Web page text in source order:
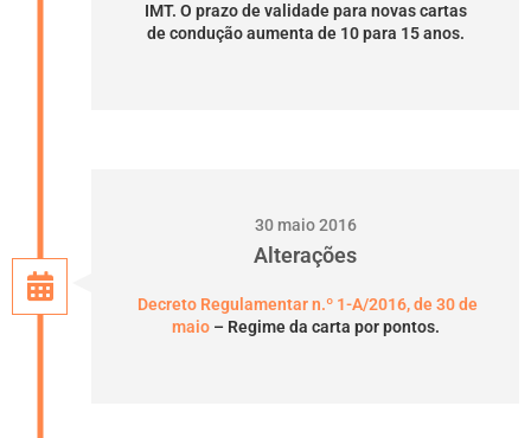
IMT. O prazo de validade para novas cartas
de condução aumenta de 10 para 15 anos.
30 maio 2016
Alterações
Decreto Regulamentar n.º 1-A/2016, de 30 de
maio– Regime da carta por pontos.